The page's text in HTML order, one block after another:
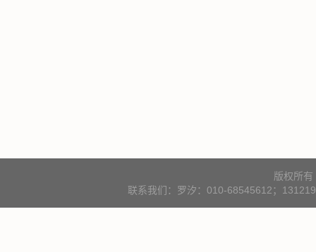
版权所
联系我们：罗汐：010-68545612；